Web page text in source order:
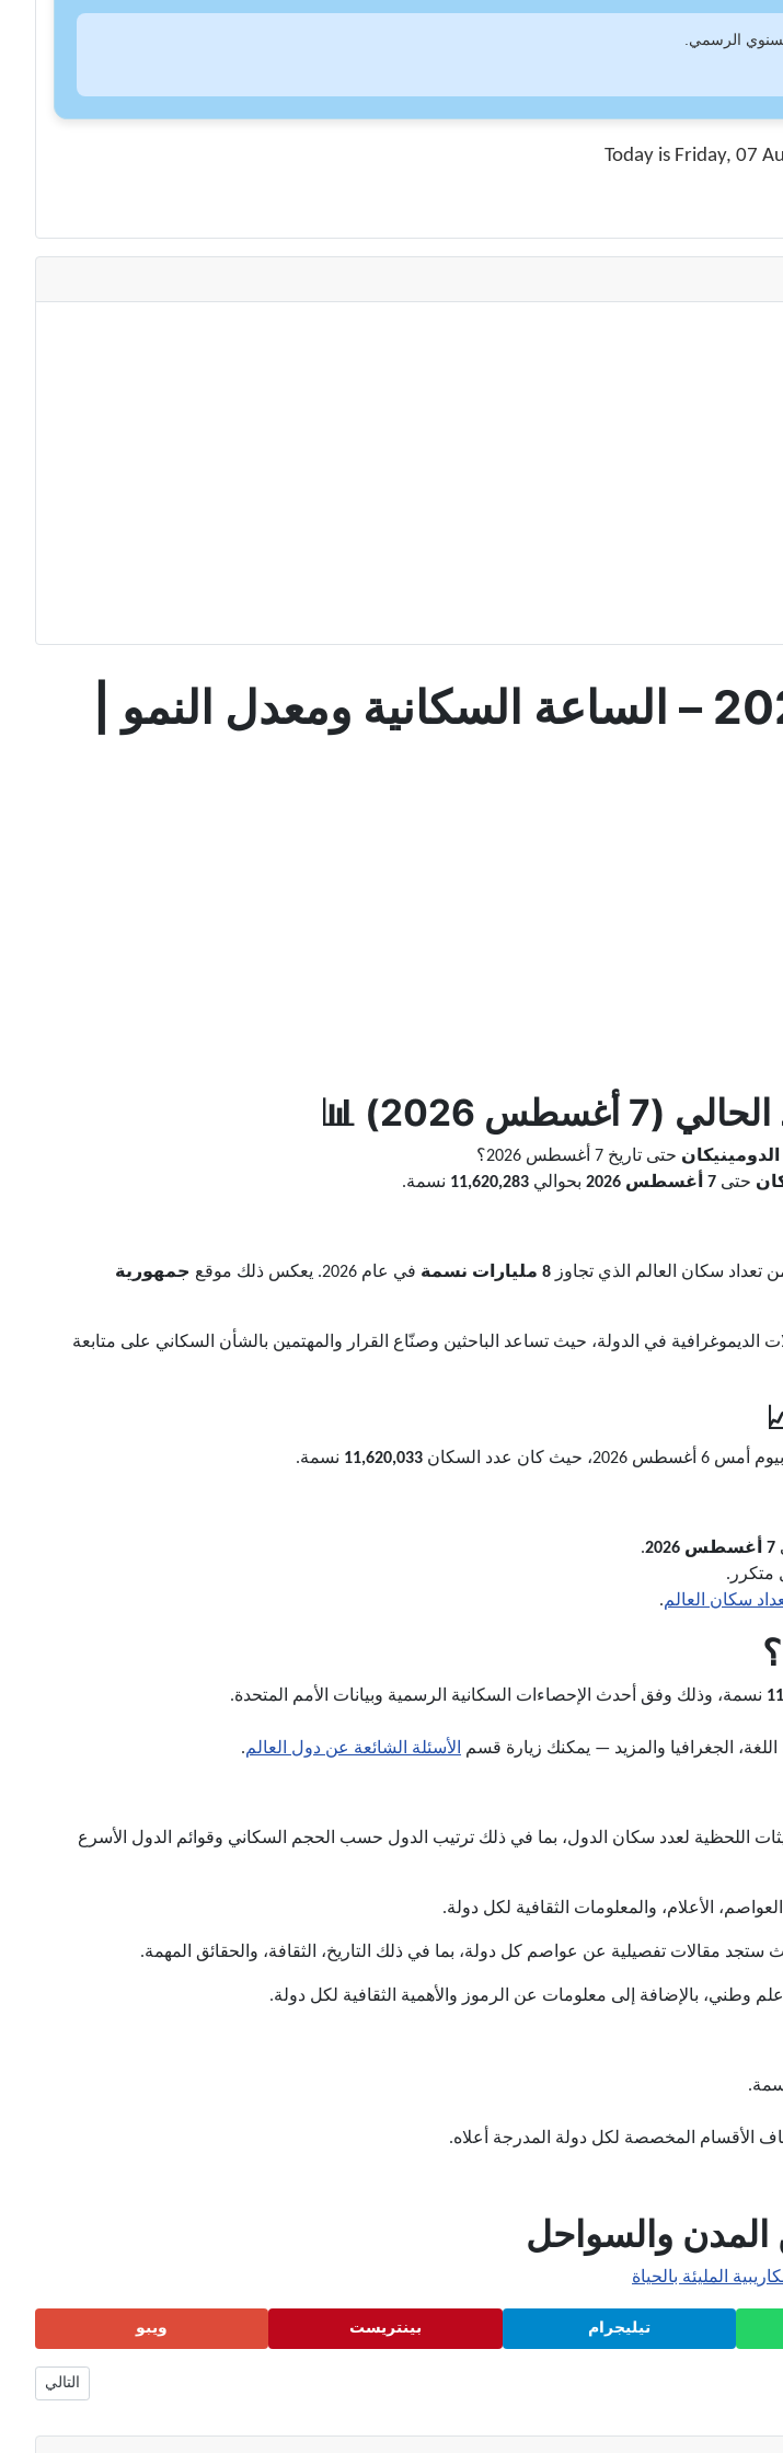
الرسمي.
Today is Friday, 07
عدد سكان جمهورية الدومينيكان 2026 – الساعة السكانية ومعدل النمو |
أغسطس 2026) 📊
حتى تاريخ 7 أغسطس 2026؟
حتى 7 أغسطس 2026 بحوالي 11,620,283 نسمة.
سكان العالم الذي تجاوز 8 مليارات نسمة في عام 2026. يعكس ذلك موقع
جمهورية
الديموغرافية في الدولة، حيث تساعد الباحثين وصنّاع القرار والمهتمين بالشأن السكاني على متابعة
2026، حيث كان عدد السكان 11,620,033 نسمة.
7 أغسطس 2026
.
متكرر.
سكان العالم.
نسمة، وذلك وفق أحدث الإحصاءات السكانية الرسمية وبيانات الأمم المتحدة.
الجغرافيا والمزيد — يمكنك زيارة قسم الأسئلة الشائعة عن دول العالم.
اللحظية لعدد سكان الدول، بما في ذلك ترتيب الدول حسب الحجم السكاني وقوائم الدول الأسرع
الأعلام، والمعلومات الثقافية لكل دولة.
ستجد مقالات تفصيلية عن عواصم كل دولة، بما في ذلك التاريخ، الثقافة، والحقائق المهمة.
بالإضافة إلى معلومات عن الرموز والأهمية الثقافية لكل دولة.
الأقسام المخصصة لكل دولة المدرجة أعلاه.
المدن والسواحل
تيليجرام بينتريست ويبو
التالي